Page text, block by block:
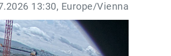
13:30, Europe/Vienna